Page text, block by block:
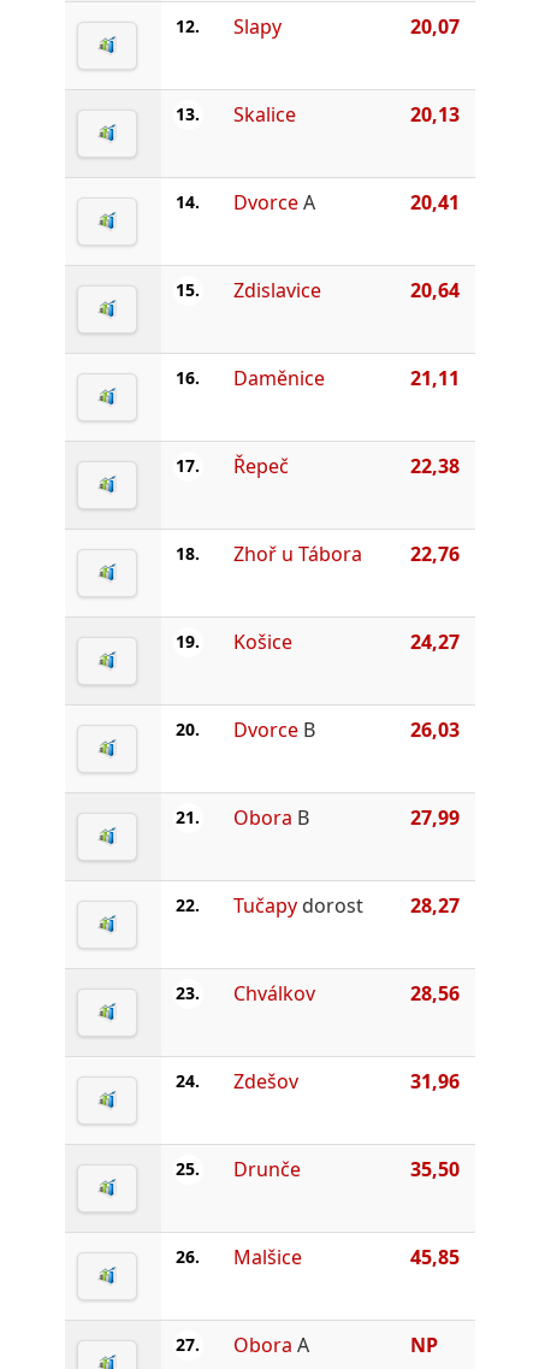
12. Slapy 20,07
13. Skalice 20,13
14. DvorceA 20,41
15. Zdislavice 20,64
16. Daměnice 21,11
17. Řepeč 22,38
18. Zhoř u Tábora 22,76
19. Košice 24,27
20. DvorceB 26,03
21. Obora B 27,99
22. Tučapydorost 28,27
23. Chválkov 28,56
24. Zdešov 31,96
25. Drunče 35,50
26. Malšice 45,85
27. Obora A NP